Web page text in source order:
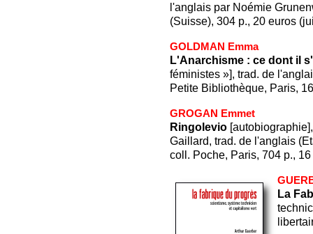
l'anglais par Noémie
(Suisse), 304 p., 20 euros
GOLDMAN Emma
L'Anarchisme : ce dont il
féministes »], trad. de
Petite Bibliothèque, Paris,
GROGAN Emmet
Ringolevio
Gaillard, trad. de l'anglais
coll. Poche, Paris, 704 p.,
La